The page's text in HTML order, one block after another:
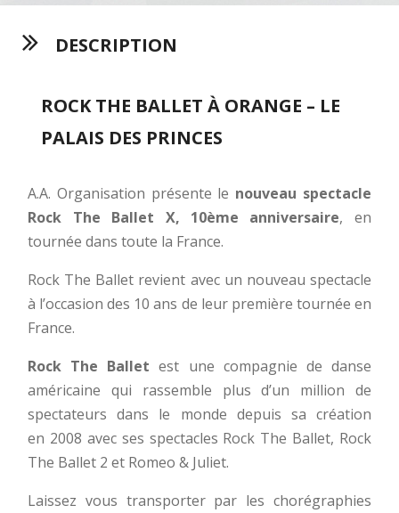
DESCRIPTION
ROCK THE BALLET À ORANGE – LE
PALAIS DES PRINCES
A.A. Organisation présente le nouveau spectacle
Rock The Ballet X, 10ème anniversaire, en
tournée dans toute la France.
Rock The Ballet revient avec un nouveau spectacle
à l’occasion des 10 ans de leur première tournée en
France.
Rock The Balletest une compagnie de danse
américaine qui rassemble plus d’un million de
spectateurs dans le monde depuis sa création
en 2008 avec ses spectacles Rock The Ballet, Rock
The Ballet 2 et Romeo & Juliet.
Laissez vous transporter par les chorégraphies